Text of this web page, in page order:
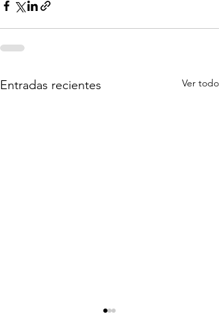
Entradas recientes Ver todo